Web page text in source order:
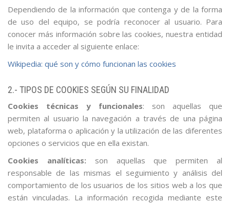
Dependiendo de la información que contenga y de la forma
de uso del equipo, se podría reconocer al usuario. Para
conocer más información sobre las cookies, nuestra entidad
le invita a acceder al siguiente enlace:
Wikipedia: qué son y cómo funcionan las cookies
2.- TIPOS DE COOKIES SEGÚN SU FINALIDAD
Cookies técnicas y funcionales: son aquellas que
permiten al usuario la navegación a través de una página
web, plataforma o aplicación y la utilización de las diferentes
opciones o servicios que en ella existan.
Cookies analíticas: son aquellas que permiten al
responsable de las mismas el seguimiento y análisis del
comportamiento de los usuarios de los sitios web a los que
están vinculadas. La información recogida mediante este